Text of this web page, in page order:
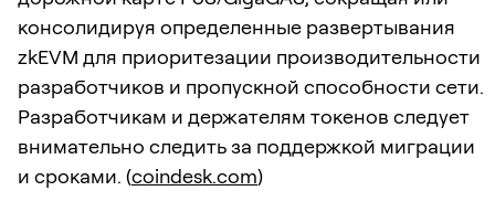
консолидируя определенные развертывания
zkEVM для приоритезации производительности
разработчиков и пропускной способности сети.
Разработчикам и держателям токенов следует
внимательно следить за поддержкой миграции
и сроками. (coindesk.com)